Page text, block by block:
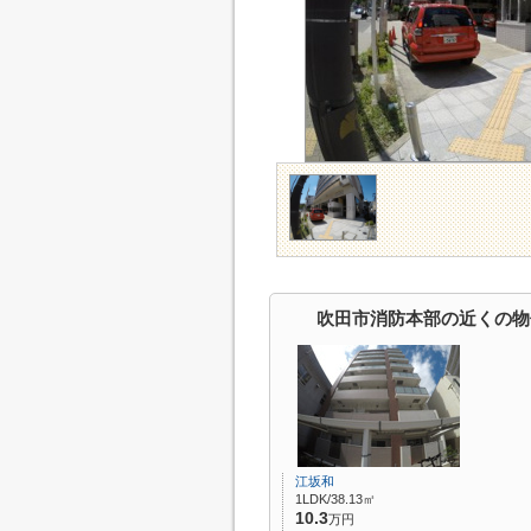
吹田市消防本部の近くの
江坂和
1LDK/38.13㎡
10.3万円